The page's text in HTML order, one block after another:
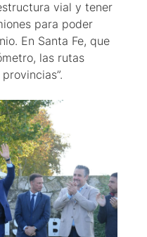
vial y tener
para poder
En Santa Fe, que
las rutas